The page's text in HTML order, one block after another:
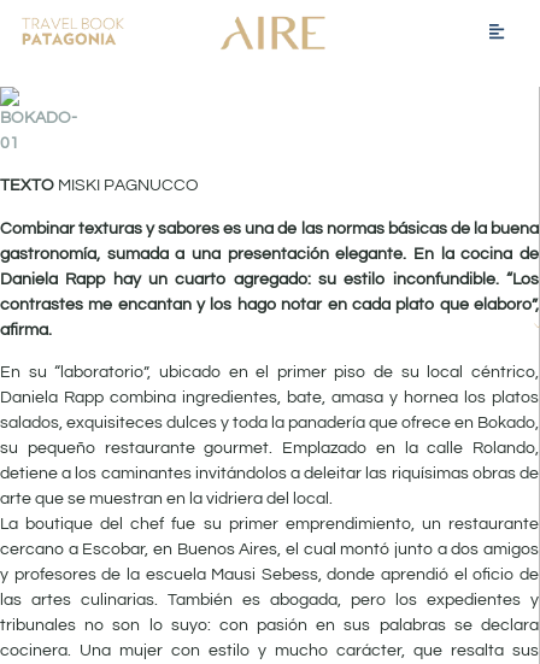
TEXTO MISKI PAGNUCCO
Combinar texturas y sabores es una de las normas básicas de la buena
gastronomía, sumada a una presentación elegante. En la cocina de
Daniela Rapp hay un cuarto agregado: su estilo inconfundible. “Los
contrastes me encantan y los hago notar en cada plato que elaboro”,
afirma.
En su “laboratorio”, ubicado en el primer piso de su local céntrico,
Daniela Rapp combina ingredientes, bate, amasa y hornea los platos
salados, exquisiteces dulces y toda la panadería que ofrece en Bokado,
su pequeño restaurante gourmet. Emplazado en la calle Rolando,
detiene a los caminantes invitándolos a deleitar las riquísimas obras de
arte que se muestran en la vidriera del local.
La boutique del chef fue su primer emprendimiento, un restaurante
cercano a Escobar, en Buenos Aires, el cual montó junto a dos amigos
y profesores de la escuela Mausi Sebess, donde aprendió el oficio de
las artes culinarias. También es abogada, pero los expedientes y
tribunales no son lo suyo: con pasión en sus palabras se declara
cocinera. Una mujer con estilo y mucho carácter, que resalta sus